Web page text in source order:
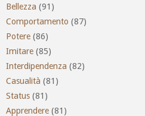
Bellezza (91)
Comportamento (87)
Potere (86)
Imitare (85)
Interdipendenza (82)
Casualità (81)
Status (81)
Apprendere (81)